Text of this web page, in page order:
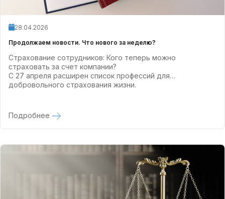
28.04.2026
Продолжаем новости. Что нового за неделю?
Страхование сотрудников: Кого теперь можно
страховать за счет компании?
С 27 апреля расширен список профессий для
добровольного страхования жизни.
Подробнее